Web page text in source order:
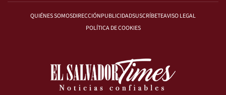
QUIÉNES SOMOSDIRECCIÓNPUBLICIDADSUSCRÍBETEAVISO LEGAL
POLÍTICA DE COOKIES